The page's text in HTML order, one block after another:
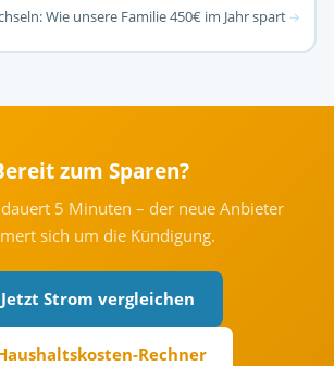
Wie unsere Familie 450€ im Jahr spart →
zum Sparen?
5 Minuten – der neue Anbieter
sich um die Kündigung.
Jetzt Strom vergleichen
Rechner